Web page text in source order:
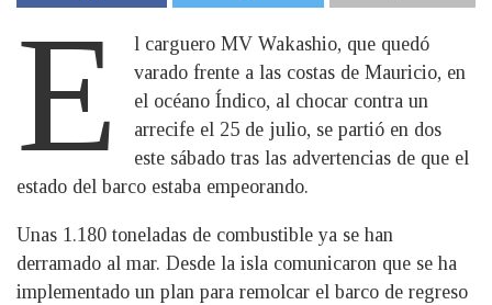
E
l carguero MV Wakashio, que quedó
varado frente a las costas de Mauricio, en
el océano Índico, al chocar contra un
arrecife el 25 de julio, se partió en dos
este sábado tras las advertencias de que el
estado del barco estaba empeorando.
Unas 1.180 toneladas de combustible ya se han
derramado al mar. Desde la isla comunicaron que se ha
implementado un plan para remolcar el barco de regreso